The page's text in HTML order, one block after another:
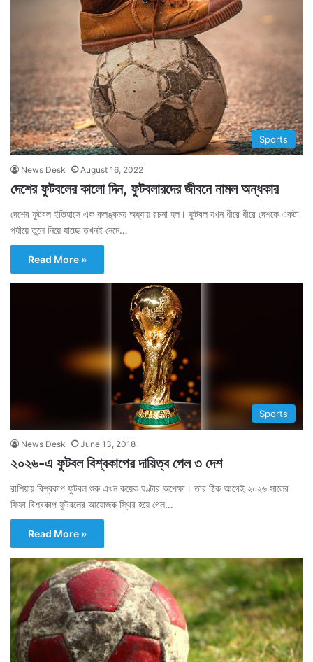
Sports
News Desk August 16, 2022
দেশের ফুটবলের কালো দিন, ফুটবলারদের জীবনে নামল অন্ধকার
দেশের ফুটবল ইতিহাসে এক কলঙ্কময় অধ্যায় রচনা হল। ফুটবল যখন ধীরে ধীরে দেশকে একটা
পর্যায়ে তুলে নিয়ে যাচ্ছে তখনই নেমে…
Read More »
Sports
News Desk June 13, 2018
২০২৬-এ ফুটবল বিশ্বকাপের দায়িত্ব পেল ৩ দেশ
রাশিয়ায় বিশ্বকাপ ফুটবল শুরু এখন কয়েক ঘণ্টার অপেক্ষা। তার ঠিক আগেই ২০২৬ সালের
ফিফা বিশ্বকাপ ফুটবলের আয়োজক স্থির হয়ে গেল…
Read More »